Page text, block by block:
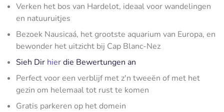
Verken het bos van Hardelot, ideaal voor wandelingen
en natuuruitjes
Bezoek Nausicaá, het grootste aquarium van Europa, en
bewonder het uitzicht bij Cap Blanc-Nez
Sieh Dir hierdie Bewertungen an
Perfect voor een verblijf met z'n tweeën of met het
gezin om helemaal tot rust te komen
Gratis parkeren op het domein